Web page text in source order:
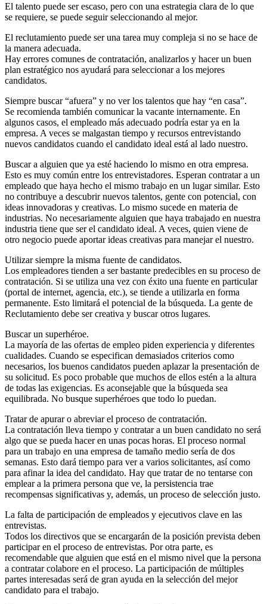
El talento puede ser escaso, pero con una estrategia clara de lo que
se requiere, se puede seguir seleccionando al mejor.
El reclutamiento puede ser una tarea muy compleja si no se hace de
la manera adecuada.
Hay errores comunes de contratación, analizarlos y hacer un buen
plan estratégico nos ayudará para seleccionar a los mejores
candidatos.
Siempre buscar “afuera” y no ver los talentos que hay “en casa”.
Se recomienda también comunicar la vacante internamente. En
algunos casos, el empleado más adecuado podría estar ya en la
empresa. A veces se malgastan tiempo y recursos entrevistando
nuevos candidatos cuando el candidato ideal está al lado nuestro.
Buscar a alguien que ya esté haciendo lo mismo en otra empresa.
Esto es muy común entre los entrevistadores. Esperan contratar a un
empleado que haya hecho el mismo trabajo en un lugar similar. Esto
no contribuye a descubrir nuevos talentos, gente con potencial, con
ideas innovadoras y creativas. Lo mismo sucede en materia de
industrias. No necesariamente alguien que haya trabajado en nuestra
industria tiene que ser el candidato ideal. A veces, quien viene de
otro negocio puede aportar ideas creativas para manejar el nuestro.
Utilizar siempre la misma fuente de candidatos.
Los empleadores tienden a ser bastante predecibles en su proceso de
contratación. Si se utiliza una vez con éxito una fuente en particular
(portal de internet, agencia, etc.), se tiende a utilizarla en forma
permanente. Esto limitará el potencial de la búsqueda. La gente de
Reclutamiento debe ser creativa y buscar otros lugares.
Buscar un superhéroe.
La mayoría de las ofertas de empleo piden experiencia y diferentes
cualidades. Cuando se especifican demasiados criterios como
necesarios, los buenos candidatos pueden aplazar la presentación de
su solicitud. Es poco probable que muchos de ellos estén a la altura
de todas las exigencias. Es aconsejable que la búsqueda sea
equilibrada. No busque superhéroes que todo lo puedan.
Tratar de apurar o abreviar el proceso de contratación.
La contratación lleva tiempo y contratar a un buen candidato no será
algo que se pueda hacer en unas pocas horas. El proceso normal
para un trabajo en una empresa de tamaño medio sería de dos
semanas. Esto dará tiempo para ver a varios solicitantes, así como
para afinar la idea del candidato. Hay que tratar de no tentarse con
emplear a la primera persona que ve, la persistencia trae
recompensas significativas y, además, un proceso de selección justo.
La falta de participación de empleados y ejecutivos clave en las
entrevistas.
Todos los directivos que se encargarán de la posición prevista deben
participar en el proceso de entrevistas. Por otra parte, es
recomendable que alguien que está en el mismo nivel que la persona
a contratar colabore en el proceso. La participación de múltiples
partes interesadas será de gran ayuda en la selección del mejor
candidato para el trabajo.